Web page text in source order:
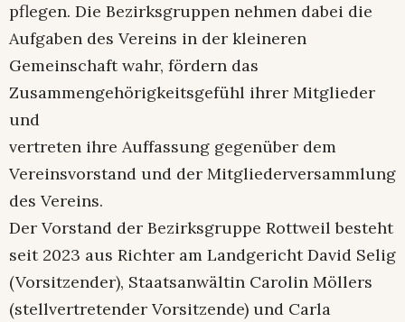
pflegen. Die Bezirksgruppen nehmen dabei die
Aufgaben des Vereins in der kleineren
Gemeinschaft wahr, fördern das
Zusammengehörigkeitsgefühl ihrer Mitglieder
und
vertreten ihre Auffassung gegenüber dem
Vereinsvorstand und der Mitgliederversammlung
des Vereins.
Der Vorstand der Bezirksgruppe Rottweil besteht
seit 2023 aus Richter am Landgericht David Selig
(Vorsitzender), Staatsanwältin Carolin Möllers
(stellvertretender Vorsitzende) und Carla